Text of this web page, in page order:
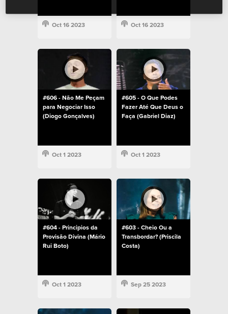
Oct 16 2023 Oct 16 2023
#606 - Não Me Peçam
para Negociar Isso
(Diogo Gonçalves)
Oct 1 2023
#605 - O Que Podes
Fazer Até Que Deus o
Faça (Gabriel Diaz)
Oct 1 2023
#604 - Principios da
Provisão Divina (Mário
Rui Boto)
Oct 1 2023
#603 - Cheio Ou a
Transbordar? (Priscila
Costa)
Sep 25 2023